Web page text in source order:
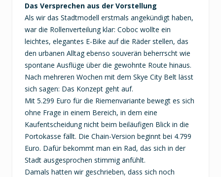
Das Versprechen aus der Vorstellung
Als wir das Stadtmodell erstmals angekündigt haben,
war die Rollenverteilung klar: Coboc wollte ein
leichtes, elegantes E-Bike auf die Räder stellen, das
den urbanen Alltag ebenso souverän beherrscht wie
spontane Ausflüge über die gewohnte Route hinaus.
Nach mehreren Wochen mit dem Skye City Belt lässt
sich sagen: Das Konzept geht auf.
Mit 5.299 Euro für die Riemenvariante bewegt es sich
ohne Frage in einem Bereich, in dem eine
Kaufentscheidung nicht beim beiläufigen Blick in die
Portokasse fällt. Die Chain-Version beginnt bei 4.799
Euro. Dafür bekommt man ein Rad, das sich in der
Stadt ausgesprochen stimmig anfühlt.
Damals hatten wir geschrieben, dass sich noch